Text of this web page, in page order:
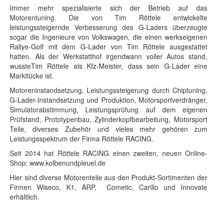
Immer mehr spezialisierte sich der Betrieb auf das
Motorentuning. Die von Tim Röttele entwickelte
leistungssteigernde Verbesserung des G-Laders überzeugte
sogar die Ingenieure von Volkswagen, die einen werkseigenen
Rallye-Golf mit dem G-Lader von Tim Röttele ausgestattet
hatten. Als der Werkstatthof irgendwann voller Autos stand,
wussteTim Röttele als Kfz-Meister, dass sein G-Lader eine
Marktlücke ist.
Motoreninstandsetzung, Leistungssteigerung durch Chiptuning,
G-Lader-Instandsetzung und Produktion, Motorsportverdränger,
Simulatorabstimmung, Leistungsprüfung auf dem eigenen
Prüfstand, Prototypenbau, Zylinderkopfbearbeitung, Motorsport
Teile, diverses Zubehör und vieles mehr gehören zum
Leistungsspektrum der Firma Röttele RACING.
Seit 2014 hat Röttele RACING einen zweiten, neuen Online-
Shop: www.kolbenundpleuel.de
Hier sind diverse Motorenteile aus den Produkt-Sortimenten der
Firmen Wiseco, K1, ARP, Cometic, Carillo und Innovate
erhältlich.